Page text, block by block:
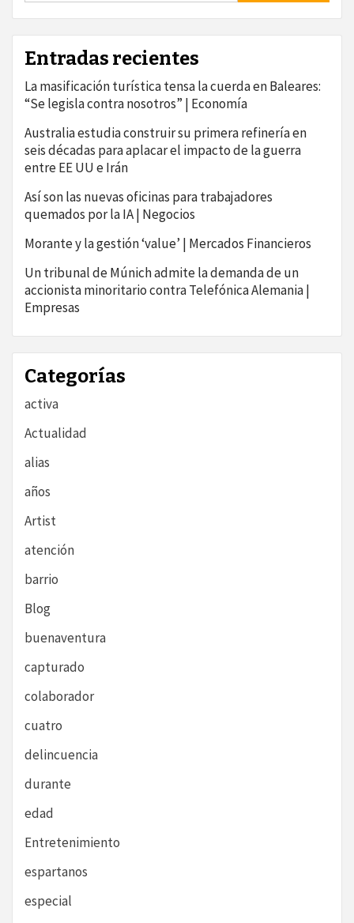
Entradas recientes
La masificación turística tensa la cuerda en Baleares:
“Se legisla contra nosotros” | Economía
Australia estudia construir su primera refinería en
seis décadas para aplacar el impacto de la guerra
entre EE UU e Irán
Así son las nuevas oficinas para trabajadores
quemados por la IA | Negocios
Morante y la gestión ‘value’ | Mercados Financieros
Un tribunal de Múnich admite la demanda de un
accionista minoritario contra Telefónica Alemania |
Empresas
Categorías
activa
Actualidad
alias
años
Artist
atención
barrio
Blog
buenaventura
capturado
colaborador
cuatro
delincuencia
durante
edad
Entretenimiento
espartanos
especial